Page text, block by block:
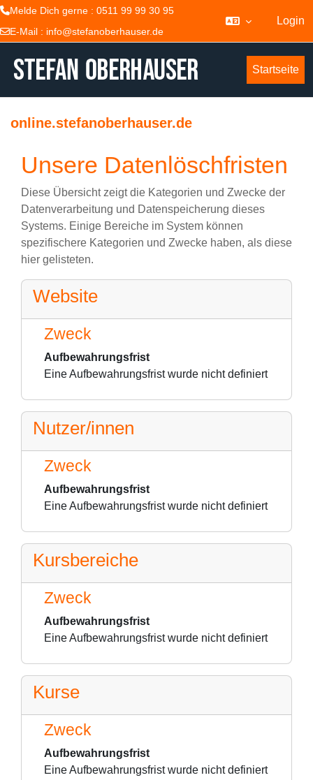
Melde Dich gerne : 0511 99 99 30 95
E-Mail : info@stefanoberhauser.de
Login
Startseite
online.stefanoberhauser.de
Unsere Datenlöschfristen
Diese Übersicht zeigt die Kategorien und Zwecke der
Datenverarbeitung und Datenspeicherung dieses
Systems. Einige Bereiche im System können
spezifischere Kategorien und Zwecke haben, als diese
hier gelisteten.
Website
Zweck
Aufbewahrungsfrist
Eine Aufbewahrungsfrist wurde nicht definiert
Nutzer/innen
Zweck
Aufbewahrungsfrist
Eine Aufbewahrungsfrist wurde nicht definiert
Kursbereiche
Zweck
Aufbewahrungsfrist
Eine Aufbewahrungsfrist wurde nicht definiert
Kurse
Zweck
Aufbewahrungsfrist
Eine Aufbewahrungsfrist wurde nicht definiert